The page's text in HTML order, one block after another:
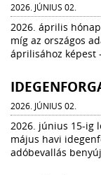
2026. JÚNIUS 02.
2026. április
míg az országos
áprilisához képest -
2026. JÚNIUS 02.
2026. június 15-ig
május havi
adóbevallás